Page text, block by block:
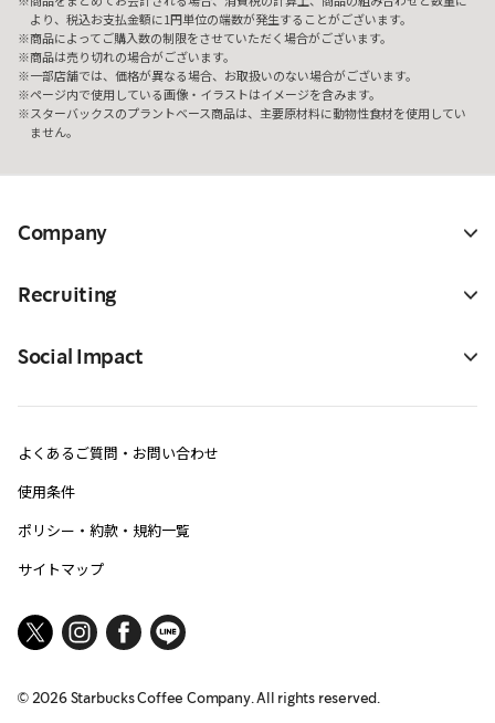
より、税込お支払金額に1円単位の端数が発生することがございます。
商品によってご購入数の制限をさせていただく場合がございます。
商品は売り切れの場合がございます。
一部店舗では、価格が異なる場合、お取扱いのない場合がございます。
ページ内で使用している画像・イラストはイメージを含みます。
スターバックスのプラントベース商品は、主要原材料に動物性食材を使用してい
ません。
Company
Recruiting
Social Impact
よくあるご質問・お問い合わせ
使用条件
ポリシー・約款・規約一覧
サイトマップ
©2026Starbucks Coffee Company. All rights reserved.